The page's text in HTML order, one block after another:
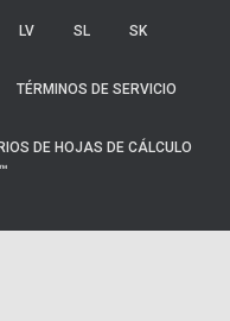
LV SL SK
TÉRMINOS DE SERVICIO
DE HOJAS DE CÁLCULO